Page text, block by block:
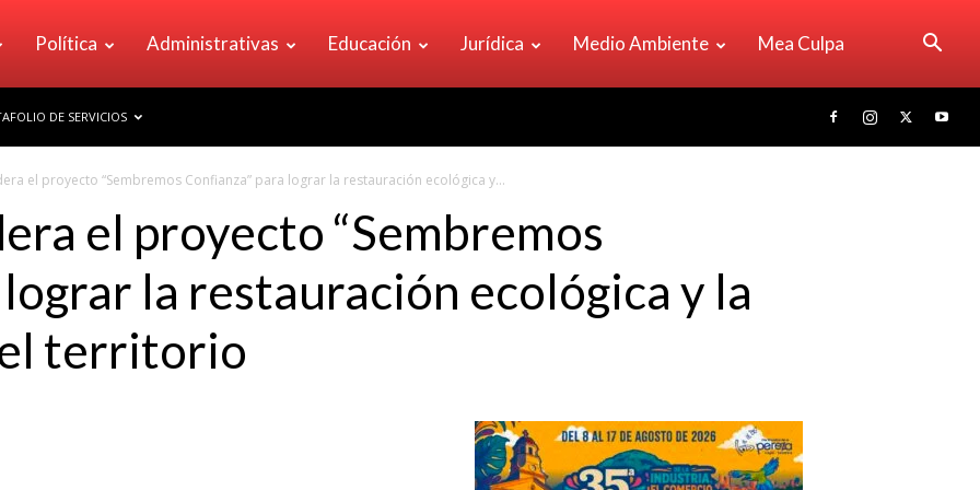
Política Administrativas Educación Jurídica Medio Ambiente Mea Culpa
DE SERVICIOS
el proyecto “Sembremos Confianza” para lograr la restauración ecológica y...
el proyecto “Sembremos
la restauración ecológica y la
territorio